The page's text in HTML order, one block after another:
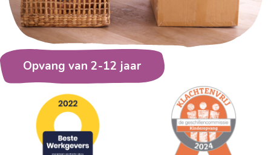
Opvang van 2-12 jaar